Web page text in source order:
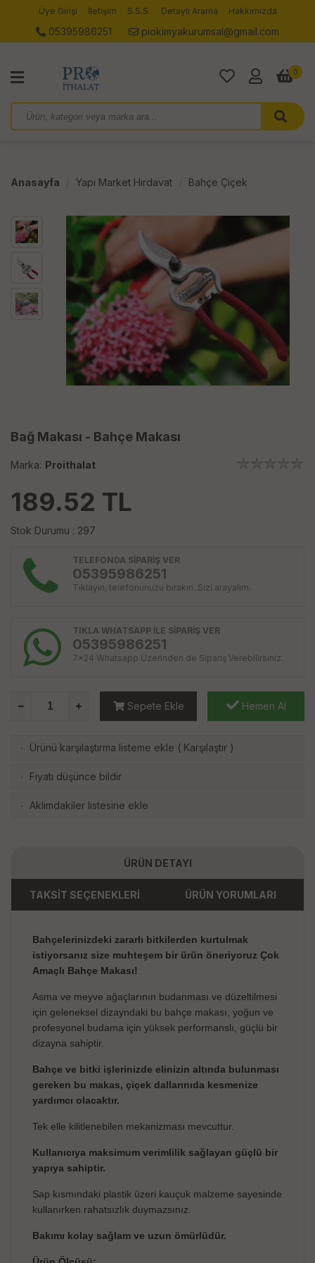
Üye Girişi İletişim S.S.S. Detaylı Arama Hakkımızda
05395986251 piokimyakurumsal@gmail.com
0
Anasayfa Yapı Market Hırdavat Bahçe Çiçek
Bağ Makası - Bahçe Makası
Marka: Proithalat
189.52 TL
Stok Durumu : 297
TELEFONDA SİPARİŞ VER
05395986251
Tıklayın, telefonunuzu bırakın. Sizi arayalım.
TIKLA WHATSAPP İLE SİPARİŞ VER
05395986251
7x24 Whatsapp Üzerinden de Sipariş Verebilirsiniz.
Sepete Ekle Hemen Al
· Ürünü karşılaştırma listeme ekle ( Karşılaştır )
· Fiyatı düşünce bildir
· Aklımdakiler listesine ekle
ÜRÜN DETAYI
TAKSİT SEÇENEKLERİ ÜRÜN YORUMLARI
Bahçelerinizdeki zararlı bitkilerden kurtulmak
istiyorsanız size muhteşem bir ürün öneriyoruz Çok
Amaçlı Bahçe Makası!
Asma ve meyve ağaçlarının budanması ve düzeltilmesi
için geleneksel dizayndaki bu bahçe makası, yoğun ve
profesyonel budama için yüksek performanslı, güçlü bir
dizayna sahiptir.
Bahçe ve bitki işlerinizde elinizin altında bulunması
gereken bu makas, çiçek dallarınıda kesmenize
yardımcı olacaktır.
Tek elle kilitlenebilen mekanizması mevcuttur.
Kullanıcıya maksimum verimlilik sağlayan güçlü bir
yapıya sahiptir.
Sap kısmındaki plastik üzeri kauçuk malzeme sayesinde
kullanırken rahatsızlık duymazsınız.
Bakımı kolay sağlam ve uzun ömürlüdür.